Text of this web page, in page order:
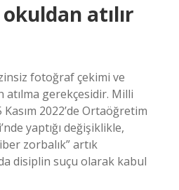
atılır
fotoğraf çekimi ve
atılma gerekçesidir. Milli
Kasım 2022’de Ortaöğretim
yaptığı değişiklikle,
zorbalık” artık
disiplin suçu olarak kabul